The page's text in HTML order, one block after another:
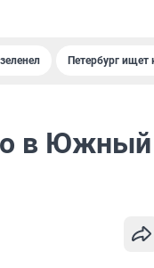
Петербург ищет
в Южный